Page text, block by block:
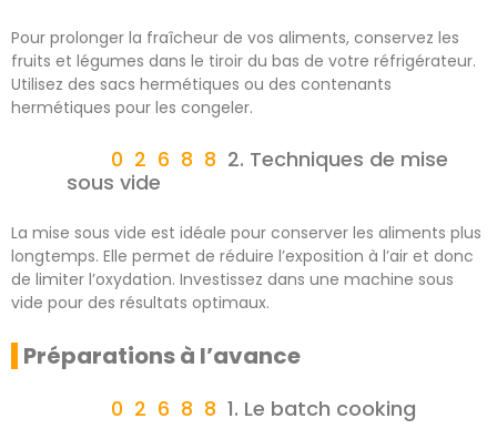
Pour prolonger la fraîcheur de vos aliments, conservez les
fruits et légumes dans le tiroir du bas de votre réfrigérateur.
Utilisez des sacs hermétiques ou des contenants
hermétiques pour les congeler.
2. Techniques de mise
sous vide
La mise sous vide est idéale pour conserver les aliments plus
longtemps. Elle permet de réduire l’exposition à l’air et donc
de limiter l’oxydation. Investissez dans une machine sous
vide pour des résultats optimaux.
Préparations à l’avance
1. Le batch cooking